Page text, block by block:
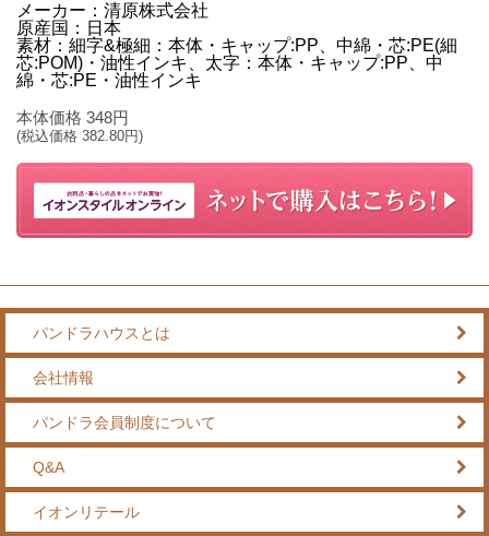
メーカー：清原株式会社
原産国：日本
素材：細字&極細：本体・キャップ:PP、中綿・芯:PE(細
芯:POM)・油性インキ、太字：本体・キャップ:PP、中
綿・芯:PE・油性インキ
本体価格 348円
(税込価格 382.80円)
パンドラハウスとは
会社情報
パンドラ会員制度について
Q&A
イオンリテール